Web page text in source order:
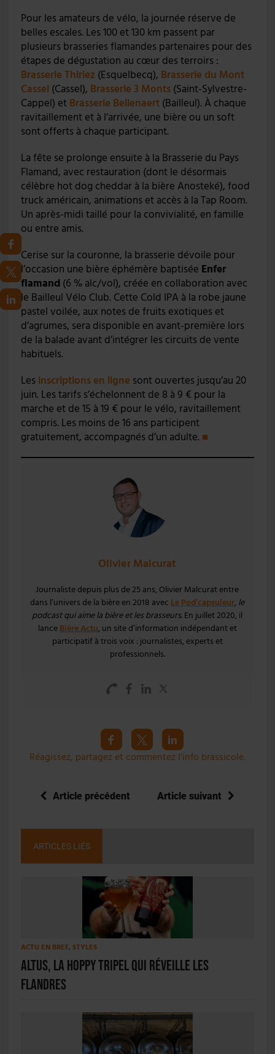
Pour les amateurs de vélo, la journée réserve de
belles escales. Les 100 et 130 km passent par
plusieurs brasseries flamandes partenaires pour des
étapes de dégustation au cœur des terroirs :
Brasserie Thiriez (Esquelbecq), Brasserie du Mont
Cassel (Cassel), Brasserie 3 Monts(Saint-Sylvestre-
Cappel) et Brasserie Bellenaert(Bailleul). À chaque
ravitaillement et à l’arrivée, une bière ou un soft
sont offerts à chaque participant.
La fête se prolonge ensuite à la Brasserie du Pays
Flamand, avec restauration (dont le désormais
célèbre hot dog cheddar à la bière Anosteké), food
truck américain, animations et accès à la Tap Room.
Un après-midi taillé pour la convivialité, en famille
ou entre amis.
Cerise sur la couronne, la brasserie dévoile pour
l’occasion une bière éphémère baptisée Enfer
flamand (6 % alc/vol), créée en collaboration avec
le Bailleul Vélo Club. Cette Cold IPA à la robe jaune
pastel voilée, aux notes de fruits exotiques et
d’agrumes, sera disponible en avant-première lors
de la balade avant d’intégrer les circuits de vente
habituels.
Les inscriptions en ligne sont ouvertes jusqu’au 20
juin. Les tarifs s’échelonnent de 8 à 9 € pour la
marche et de 15 à 19 € pour le vélo, ravitaillement
compris. Les moins de 16 ans participent
gratuitement, accompagnés d’un adulte. ■
Olivier Malcurat
Journaliste depuis plus de 25 ans, Olivier Malcurat entre
dans l’univers de la bière en 2018 avecLe Pod’capsuleur, le
podcast qui aime la bière et les brasseurs. En juillet 2020, il
lanceBière Actu, un site d’information indépendant et
participatif à trois voix : journalistes, experts et
professionnels.
Réagissez, partagez et commentez l’info brassicole.
Article précédent Article suivant
ARTICLES LIÉS
ACTU EN BREF, STYLES
Altus, la Hoppy Tripel qui réveille les
Flandres